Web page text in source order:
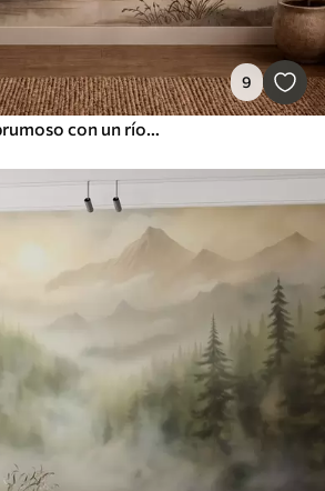
9
Paisaje de montaña brumoso con un río y pájaros